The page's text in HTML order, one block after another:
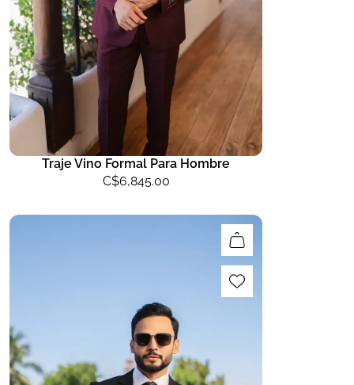
Traje Vino Formal Para Hombre
C$6,845.00